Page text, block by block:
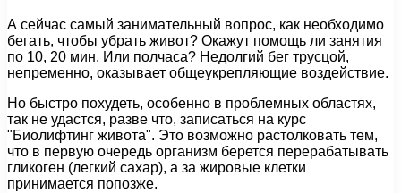
А сейчас самый занимательный вопрос, как необходимо
бегать, чтобы убрать живот? Окажут помощь ли занятия
по 10, 20 мин. Или полчаса? Недолгий бег трусцой,
непременно, оказывает общеукрепляющие воздействие.
Но быстро похудеть, особенно в проблемных областях,
так не удастся, разве что, записаться на курс
"Биолифтинг живота". Это возможно растолковать тем,
что в первую очередь организм берется перерабатывать
гликоген (легкий сахар), а за жировые клетки
принимается попозже.